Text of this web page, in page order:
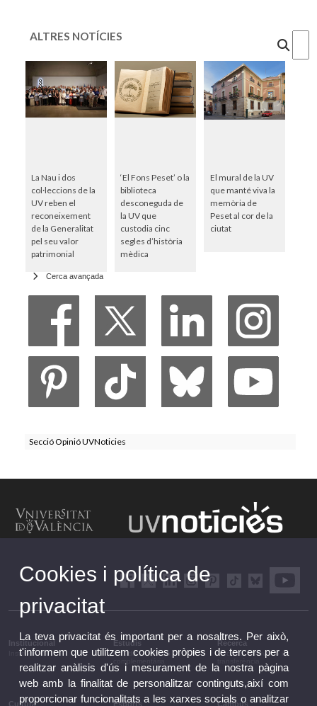
ALTRES NOTÍCIES
La Nau i dos
col·leccions de la
UV reben el
reconeixement
de la Generalitat
pel seu valor
patrimonial
‘El Fons Peset’ o la
biblioteca
desconeguda de
la UV que
custodia cinc
segles d’història
mèdica
El mural de la UV
que manté viva la
memòria de
Peset al cor de la
ciutat
Cerca avançada
Secció Opinió UVNoticies
Institucional
Institucional
Estudis
Estudis i formació
Recerca
Recerca, innovació i
Cultura Esports Campus
Cookies i política de
privacitat
La teva privacitat és important per a nosaltres. Per això,
t'informem que utilitzem cookies pròpies i de tercers per a
realitzar anàlisis d'ús i mesurament de la nostra pàgina
web amb la finalitat de personalitzar continguts,així com
proporcionar funcionalitats a les xarxes socials o analitzar